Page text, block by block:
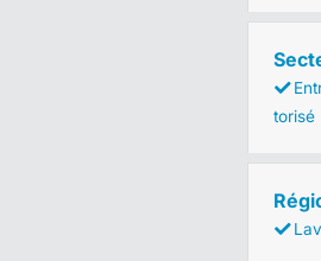
torisé